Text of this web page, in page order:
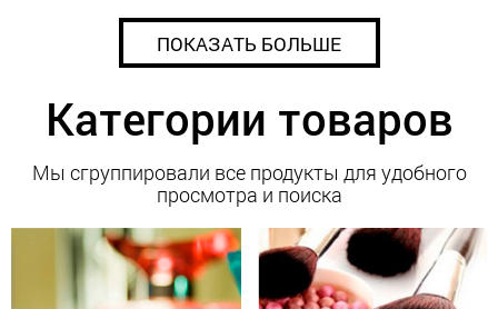
ПОКАЗАТЬ БОЛЬШЕ
Категории товаров
Мы сгруппировали все продукты для удобного
просмотра и поиска